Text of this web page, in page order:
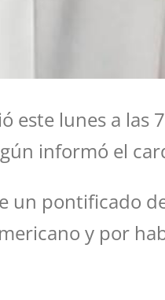
este lunes a
informó el
un pontificado
y por